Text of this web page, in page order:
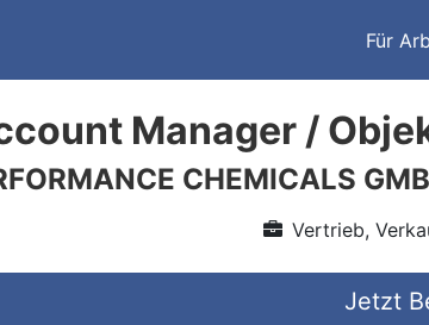
Für
Manager /
CHEMICALS
Vertrieb,
Jetzt